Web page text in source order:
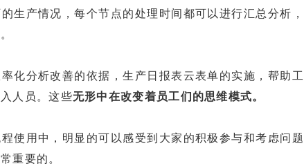
生产情况，每个节点的处理时间都可以进行汇总分析，
化分析改善的依据，生产日报表云表单的实施，帮助工
人员。这些无形中在改变着员工们的思维模式。
使用中，明显的可以感受到大家的积极参与和考虑问题
重要的。